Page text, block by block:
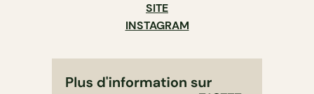
SITE
INSTAGRAM